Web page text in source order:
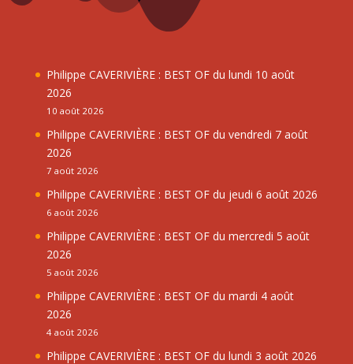
Philippe CAVERIVIÈRE : BEST OF du lundi 10 août
2026
10 août 2026
Philippe CAVERIVIÈRE : BEST OF du vendredi 7 août
2026
7 août 2026
Philippe CAVERIVIÈRE : BEST OF du jeudi 6 août 2026
6 août 2026
Philippe CAVERIVIÈRE : BEST OF du mercredi 5 août
2026
5 août 2026
Philippe CAVERIVIÈRE : BEST OF du mardi 4 août
2026
4 août 2026
Philippe CAVERIVIÈRE : BEST OF du lundi 3 août 2026